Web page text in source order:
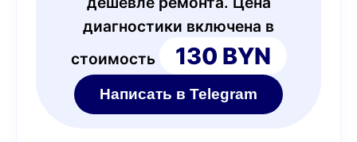
диагностики включена в
стоимость
130 BYN
Написать в Telegram